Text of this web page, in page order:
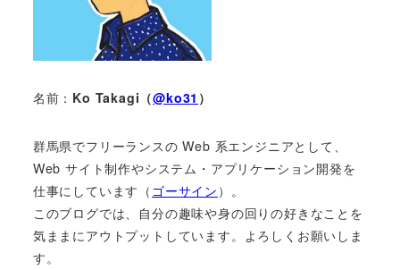
名前： Ko Takagi（@ko31 ）
群馬県でフリーランスの Web 系エンジニアとして、
Web サイト制作やシステム・アプリケーション開発を
仕事にしています（ ゴーサイン ）。
このブログでは、自分の趣味や身の回りの好きなことを
気ままにアウトプットしています。よろしくお願いしま
す。